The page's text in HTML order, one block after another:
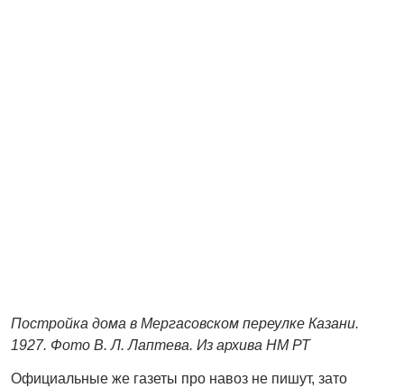
Постройка дома в Мергасовском переулке Казани.
1927. Фото В. Л. Лаптева. Из архива НМ РТ
Официальные же газеты про навоз не пишут, зато